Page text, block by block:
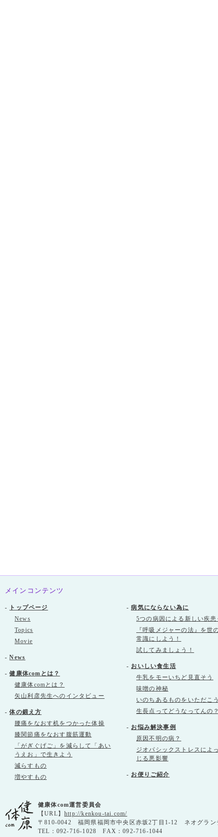
メインコンテンツ
-
トップページ
News
Topics
Movie
-News
-健康体comとは？
健康体comとは？
矢山利彦先生へのインタビュー
-体の鍛え方
腰痛をなおす机をつかった体操
膝関節痛をなおす腹筋運動
「がぎぐげご」を減らして「あい
うえお」で生きよう
減らすもの
増やすもの
-病気にならない為に
5つの病因による新しい疾
『呼吸メジャーの法』を世
常識にしよう！
試してみましょう！
- おいしい食生活
牛乳をモーいちど見直そう
味噌の神秘
いのちあるものをいただこ
生長点ってどうなってんの
- お悩み解決事例
原因不明の病？
ジオパシックストレスによ
じる悪影響
- お便りご紹介
健康体com運営委員会
【URL】 http://kenkou-tai.com/
〒810-0042 福岡県福岡市中央区赤坂2丁目1-12 ネオグラン
TEL：092-716-1028 FAX：092-716-1044